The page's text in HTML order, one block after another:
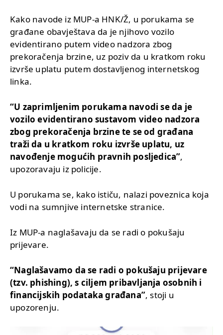
Kako navode iz MUP-a HNK/Ž, u porukama se
građane obavještava da je njihovo vozilo
evidentirano putem video nadzora zbog
prekoračenja brzine, uz poziv da u kratkom roku
izvrše uplatu putem dostavljenog internetskog
linka.
“U zaprimljenim porukama navodi se da je
vozilo evidentirano sustavom video nadzora
zbog prekoračenja brzine te se od građana
traži da u kratkom roku izvrše uplatu, uz
navođenje mogućih pravnih posljedica”,
upozoravaju iz policije.
U porukama se, kako ističu, nalazi poveznica koja
vodi na sumnjive internetske stranice.
Iz MUP-a naglašavaju da se radi o pokušaju
prijevare.
“Naglašavamo da se radi o pokušaju prijevare
(tzv. phishing), s ciljem pribavljanja osobnih i
financijskih podataka građana”, stoji u
upozorenju.